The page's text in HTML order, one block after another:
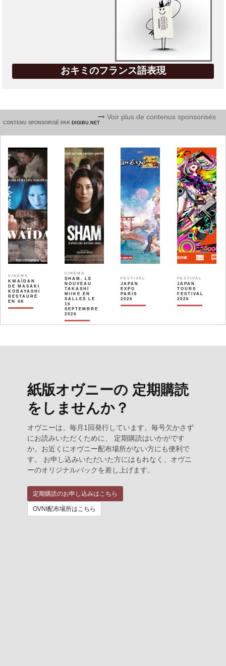
おキミのフランス語表現
CONTENU SPONSORISÉ PAR DIGIBU.NET
Voir plus de contenus sponsorisés
CINÉMA
KWAÏDAN
DE MASAKI
KOBAYASHI
RESTAURÉ
EN 4K
CINÉMA
SHAM, LE
NOUVEAU
TAKASHI
MIIKE EN
SALLES LE
16
SEPTEMBRE
2026
FESTIVAL
JAPAN
EXPO
PARIS
2026
FESTIVAL
JAPAN
TOURS
FESTIVAL
2026
紙版オヴニーの 定期購読
をしませんか？
オヴニーは、毎月1回発行しています。毎号欠かさず
にお読みいただくために、 定期購読はいかがです
か。お近くにオヴニー配布場所がない方にも便利で
す。 お申し込みいただいた方にはもれなく、オヴニ
ーのオリジナルバックを差し上げます。
定期購読のお申し込みはこちら
OVNI配布場所はこちら